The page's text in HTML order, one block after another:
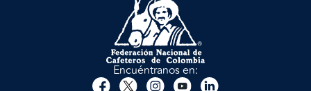
Encuéntranos en: